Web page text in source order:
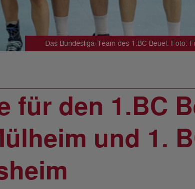
Das Bundesliga-Team des 1.BC Beuel. Foto:
für den 1.BC
und 1.